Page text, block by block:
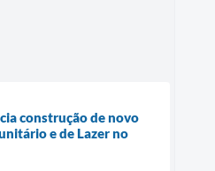
construção de novo
e de Lazer no